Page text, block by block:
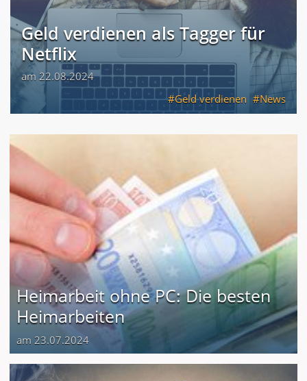
Geld verdienen als Tagger für
Netflix
am 22.08.2024
Geld verdienen
News
Heimarbeit ohne PC: Die besten
Heimarbeiten
am 23.07.2024